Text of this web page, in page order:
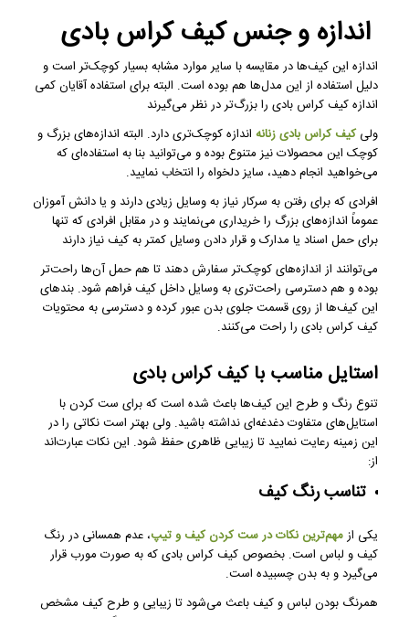
اندازه و جنس کیف کراس بادی
اندازه این کیف‌ها در مقایسه با سایر موارد مشابه بسیار کوچک‌تر است و
دلیل استفاده از این مدل‌ها هم بوده است. البته برای استفاده آقایان کمی
اندازه کیف کراس بادی را بزرگ‌تر در نظر می‌گیرند
ولیکیف کراس بادی زنانهاندازه کوچک‌تری دارد. البته اندازه‌های بزرگ و
کوچک این محصولات نیز متنوع بوده و می‌توانید بنا به استفاده‌ای که
می‌خواهید انجام دهید، سایز دلخواه را انتخاب نمایید.
افرادی که برای رفتن به سرکار نیاز به وسایل زیادی دارند و یا دانش آموزان
عموماً اندازه‌های بزرگ را خریداری می‌نمایند و در مقابل افرادی که تنها
برای حمل اسناد یا مدارک و قرار دادن وسایل کمتر به کیف نیاز دارند
می‌توانند از اندازه‌های کوچک‌تر سفارش دهند تا هم حمل آن‌ها راحت‌تر
بوده و هم دسترسی راحت‌تری به وسایل داخل کیف فراهم شود. بندهای
این کیف‌ها از روی قسمت جلوی بدن عبور کرده و دسترسی به محتویات
کیف کراس بادی را راحت می‌کنند.
استایل مناسب با کیف کراس بادی
تنوع رنگ و طرح این کیف‌ها باعث شده است که برای ست کردن با
استایل‌های متفاوت دغدغه‌ای نداشته باشید. ولی بهتر است نکاتی را در
این زمینه رعایت نمایید تا زیبایی ظاهری حفظ شود. این نکات عبارت‌اند
از:
تناسب رنگ کیف
یکی ازمهم‌ترین نکات در ست کردن کیف و تیپ، عدم همسانی در رنگ
کیف و لباس است. بخصوص کیف کراس بادی که به صورت مورب قرار
می‌گیرد و به بدن چسبیده است.
همرنگ بودن لباس و کیف باعث می‌شود تا زیبایی و طرح کیف مشخص